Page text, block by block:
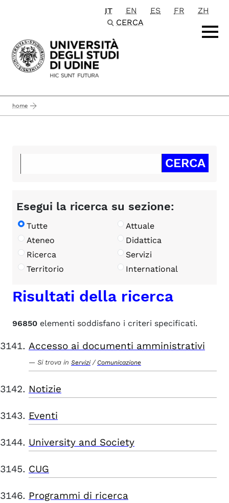
Passa al contenuto principale
IT EN ES FR
ZH
CERCA
home
Esegui la ricerca su sezione:
Tutte
Attuale
Ateneo
Didattica
Ricerca
Servizi
Territorio
International
Risultati della ricerca
96850 elementi soddisfano i criteri specificati.
Accesso ai documenti amministrativi
Si trova in Servizi / Comunicazione
Notizie
Eventi
University and Society
CUG
Programmi di ricerca